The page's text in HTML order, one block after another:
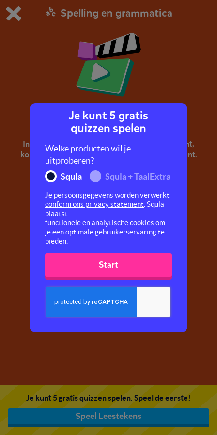
Dit is de gratis demo van Squla.
Bestel nu
0 1
Spelling en grammatica
Leestekens
In dit filmpje leer je over leestekens zoals de punt,
komma, vraagteken, uitroepteken en dubbele punt.
Leestekens noem je ook wel interpunctie!
Je kunt 5 gratis quizzen spelen. Speel de eerste!
Speel Leestekens
Je kunt 5 gratis
quizzen spelen
Welke producten wil je
uitproberen?
Squla
Squla + TaalExtra
Je persoonsgegevens worden verwerkt
conform ons privacy statement . Squla
plaatst
functionele en analytische cookies om
je een optimale gebruikerservaring te
bieden.
Start